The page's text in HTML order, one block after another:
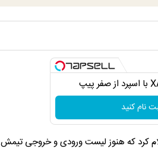
نام کنید
کرد که هنوز لیست ورودی و خروجی